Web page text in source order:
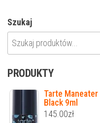
Szukaj
PRODUKTY
Tarte
Black 9ml
145.00zł